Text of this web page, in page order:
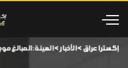
إكسترا عراق >الأخبار>الهيئة: المبالغ